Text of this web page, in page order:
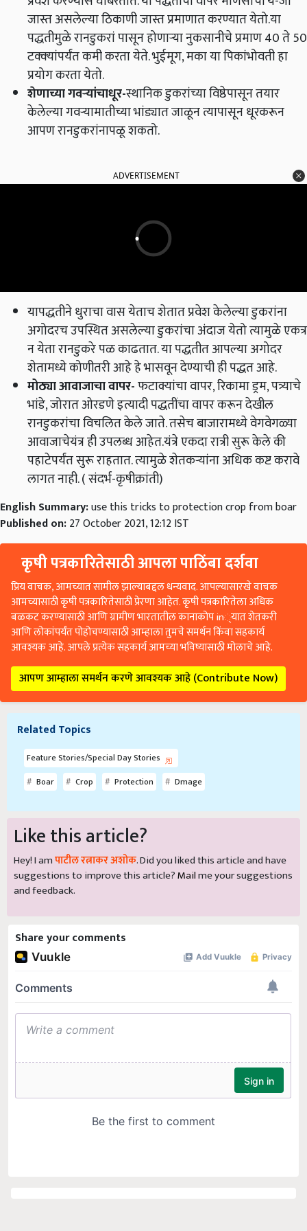
जास्त असलेल्या ठिकाणी जास्त प्रमाणात करण्यात येतो.या
पद्धतीमुळे रानडुकरां पासून होणाऱ्या नुकसानीचे प्रमाण 40 ते 50
टक्‍क्‍यांपर्यंत कमी करता येते. भुईमूग, मका या पिकांभोवती हा
प्रयोग करता येतो.
शेणाच्या गवऱ्यांचाधूर-स्थानिक डुकरांच्या विष्ठेपासून तयार
केलेल्या गवऱ्यामातीच्या भांड्यात जाळून त्यापासून धूरकरून
आपण रानडुकरांनापळू शकतो.
यापद्धतीने धुराचा वास येताच शेतात प्रवेश केलेल्या डुकरांना
अगोदरच उपस्थित असलेल्या डुकरांचा अंदाज येतो त्यामुळे एकत्र
न येता रानडुकरे पळ काढतात. या पद्धतीत आपल्या अगोदर
शेतामध्ये कोणीतरी आहे हे भासवून देण्याची ही पद्धत आहे.
मोठ्या आवाजाचा वापर-फटाक्यांचा वापर, रिकामा ड्रम, पत्र्याचे
भांडे, जोरात ओरडणे इत्यादी पद्धतींचा वापर करून देखील
रानडुकरांचा विचलित केले जाते. तसेच बाजारामध्ये वेगवेगळ्या
आवाजाचेयंत्र ही उपलब्ध आहेत.यंत्रे एकदा रात्री सुरू केले की
पहाटेपर्यंत सुरू राहतात. त्यामुळे शेतकऱ्यांना अधिक कष्ट करावे
लागत नाही. ( संदर्भ-कृषीक्रांती)
English Summary:
use this tricks to protection crop from boar
Published on:27 October 2021, 12:12 IST
कृषी पत्रकारितेसाठी आपला पाठिंबा दर्शवा
प्रिय वाचक, आमच्यात सामील झाल्याबद्दल धन्यवाद. आपल्यासारखे वाचक
आमच्यासाठी कृषी पत्रकारितेसाठी प्रेरणा आहेत. कृषी पत्रकारितेला अधिक
बळकट करण्यासाठी आणि ग्रामीण भारतातील कानाकोप in्यात शेतकरी
आणि लोकांपर्यंत पोहोचण्यासाठी आम्हाला तुमचे समर्थन किंवा सहकार्य
आवश्यक आहे. आपले प्रत्येक सहकार्य आमच्या भविष्यासाठी मोलाचे आहे.
आपण आम्हाला समर्थन करणे आवश्यक आहे (Contribute Now)
Boar
Crop Protection Dmage
Like this article?
Hey! I amपाटील रत्नाकर अशोक. Did you liked this article and have
suggestions to improve this article?Mailme your suggestions
and feedback.
Share your comments